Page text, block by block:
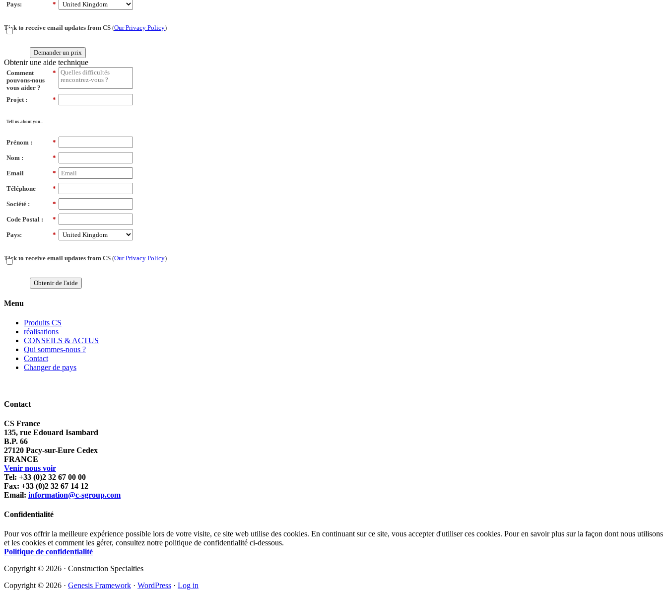
*
Pays:
Tick to receive email updates from CS (Our Privacy Policy)
Demander un prix
Obtenir une aide technique
*
Comment
pouvons-nous
vous aider ?
*
Projet :
Tell us about you...
*
Prénom :
*
Nom :
*
Email
*
Téléphone
*
Société :
*
Code Postal :
*
Pays:
Tick to receive email updates from CS (Our Privacy Policy)
Obtenir de l'aide
Menu
Produits CS
réalisations
CONSEILS & ACTUS
Qui sommes-nous ?
Contact
Changer de pays
Contact
CS France
135, rue Edouard Isambard
B.P. 66
27120 Pacy-sur-Eure Cedex
FRANCE
Venir nous voir
Tel: +33 (0)2 32 67 00 00
Fax: +33 (0)2 32 67 14 12
Email: information@c-sgroup.com
Confidentialité
Pour vos offrir la meilleure expérience possible lors de votre visite, ce site web utilise des cookies. En continuant sur ce site, vous accepter d'utiliser ces cookies. Pour en savoir plus sur la façon dont nous utilisons
et les cookies et comment les gérer, consultez notre politique de confidentialité ci-dessous.
Politique de confidentialité
Copyright © 2026 · Construction Specialties
Copyright © 2026 · Genesis Framework · WordPress · Log in